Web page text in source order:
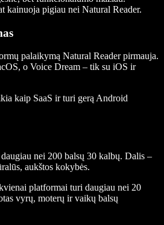
kainuoja pigiau nei Natural Reader.
palaikymą Natural Reader pirmauja.
o Voice Dream – tik su iOS ir
kaip SaaS ir turi gerą Android
nei 200 balsų 30 kalbų. Dalis –
aukštos kokybės.
platformai turi daugiau nei 20
vyrų, moterų ir vaikų balsų